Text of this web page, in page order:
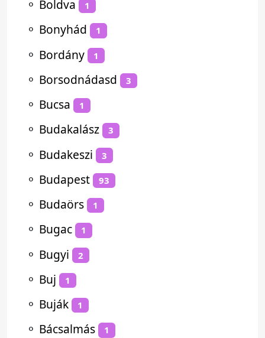
⚬ Boldva 1
⚬ Bonyhád 1
⚬ Bordány 1
⚬ Borsodnádasd 3
⚬ Bucsa 1
⚬ Budakalász 3
⚬ Budakeszi 3
⚬ Budapest 93
⚬ Budaörs 1
⚬ Bugac 1
⚬ Bugyi 2
⚬ Buj 1
⚬ Buják 1
⚬ Bácsalmás 1